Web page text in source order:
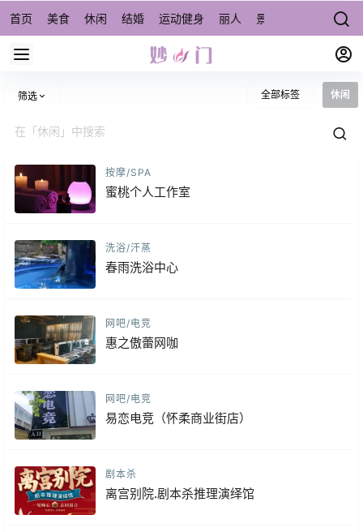
首页 美食 休闲 结婚 运动健身 丽人 景点/周边游 宠物
筛选 全部标签 休闲
按摩/SPA
蜜桃个人工作室
洗浴/汗蒸
春雨洗浴中心
网吧/电竞
惠之傲蕾网咖
网吧/电竞
易恋电竞（怀柔商业街店）
剧本杀
离宫别院.剧本杀推理演绎馆